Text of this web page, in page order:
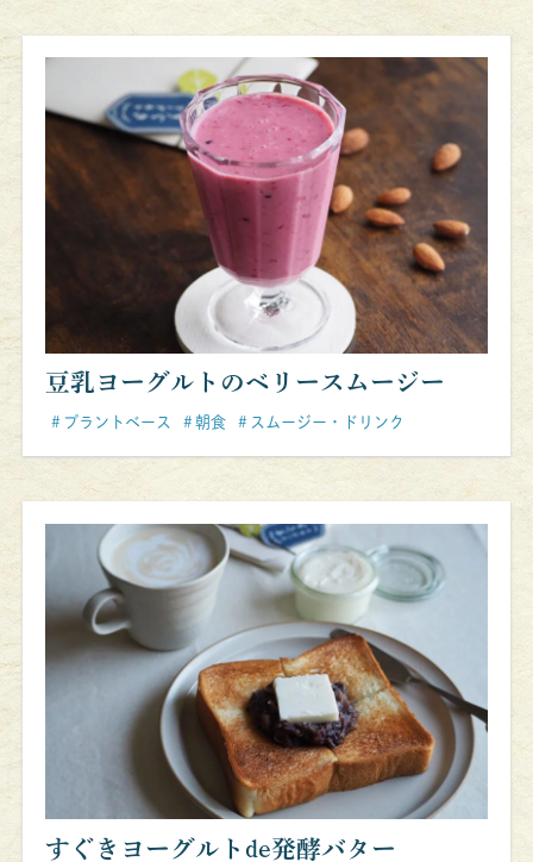
豆乳ヨーグルトのベリースムージー
プラントベース 朝食 スムージー・ドリンク
すぐきヨーグルトde発酵バター